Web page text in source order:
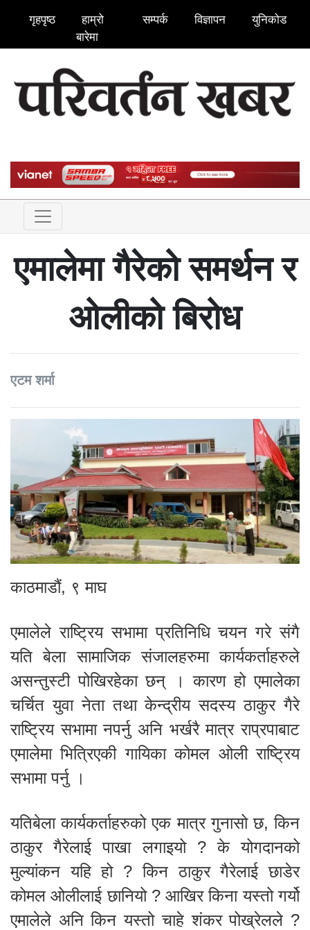
गृहपृष्ठ
हाम्रो
बारेमा
सम्पर्क विज्ञापन युनिकोड
एमालेमा गैरेको समर्थन र
ओलीको बिरोध
एटम शर्मा
काठमाडौं, ९ माघ
एमालेले राष्ट्रिय सभामा प्रतिनिधि चयन गरे संगै
यति बेला सामाजिक संजालहरुमा कार्यकर्ताहरुले
असन्तुस्टी पोखिरहेका छन् । कारण हो एमालेका
चर्चित युवा नेता तथा केन्द्रीय सदस्य ठाकुर गैरे
राष्ट्रिय सभामा नपर्नु अनि भर्खरै मात्र राप्रपाबाट
एमालेमा भित्रिएकी गायिका कोमल ओली राष्ट्रिय
सभामा पर्नु ।
यतिबेला कार्यकर्ताहरुको एक मात्र गुनासो छ, किन
ठाकुर गैरेलाई पाखा लगाइयो ? के योगदानको
मुल्यांकन यहि हो ? किन ठाकुर गैरेलाई छाडेर
कोमल ओलीलाई छानियो ? आखिर किना यस्तो गर्यो
एमालेले अनि किन यस्तो चाहे शंकर पोख्रेलले ?